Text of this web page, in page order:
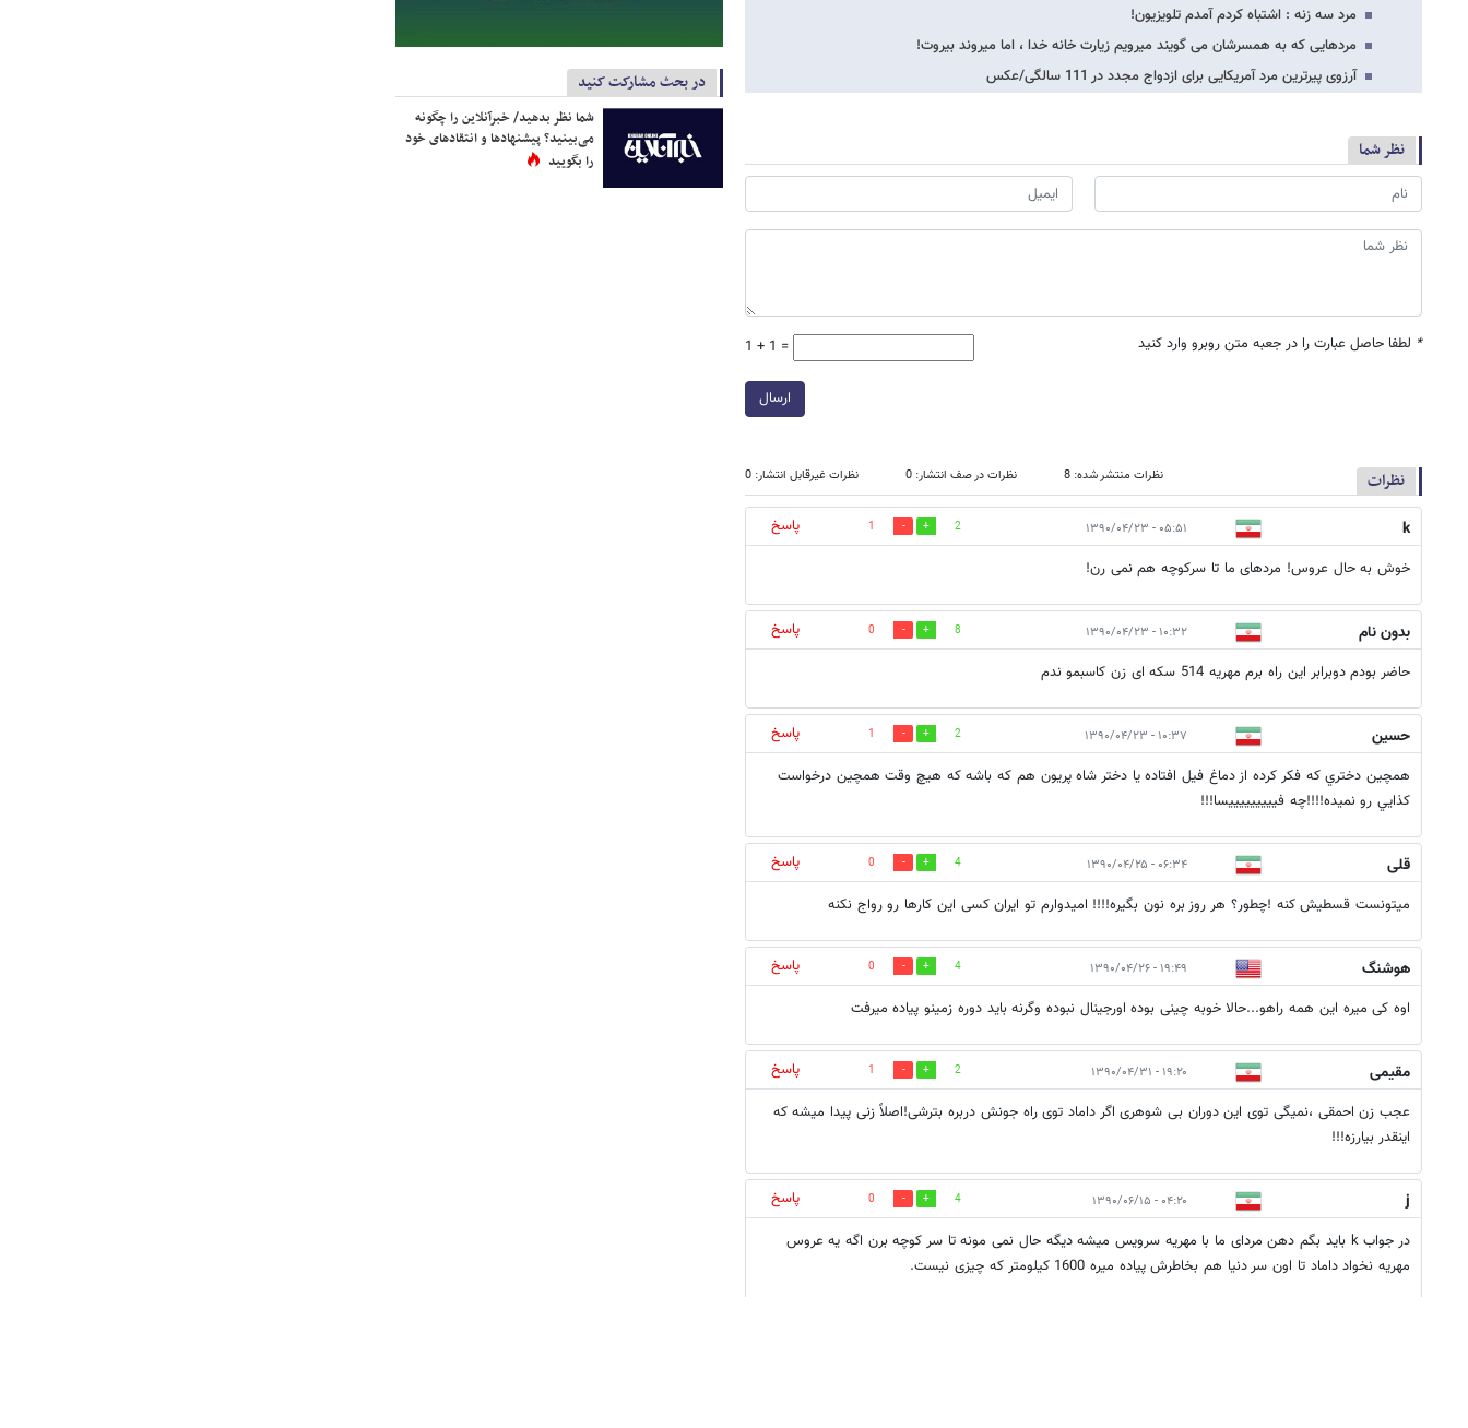
مرد سه زنه : اشتباه کردم آمدم تلویزیون!
مردهایی که به همسرشان می گویند میرویم زیارت خانه خدا ، اما میروند بیروت!
آرزوی پیرترین مرد آمریکایی برای ازدواج مجدد در 111 سالگی/عکس
نظر شما
* لطفا حاصل عبارت را در جعبه متن روبرو وارد کنید 1 + 1 =
ارسال
نظرات نظرات منتشر شده: 8 نظرات در صف انتشار: 0 نظرات غیرقابل انتشار: 0
k ۰۵:۵۱ - ۱۳۹۰/۰۴/۲۳ 2
1
پاسخ
خوش به حال عروس! مردهای ما تا سرکوچه هم نمی رن!
بدون نام ۱۰:۳۲ - ۱۳۹۰/۰۴/۲۳ 8
0
پاسخ
حاضر بودم دوبرابر این راه برم مهریه 514 سکه ای زن کاسبمو ندم
حسين ۱۰:۳۷ - ۱۳۹۰/۰۴/۲۳ 2
1
پاسخ
همچين دختري که فکر کرده از دماغ فيل افتاده يا دختر شاه پريون هم که باشه که هيچ وقت همچين درخواست
کذايي رو نميده!!!!چه فيييييييييسا!!!
قلی ۰۶:۳۴ - ۱۳۹۰/۰۴/۲۵ 4
0
پاسخ
میتونست قسطیش کنه !چطور؟ هر روز بره نون بگیره!!!! امیدوارم تو ایران کسی این کارها رو رواج نکنه
هوشنگ ۱۹:۴۹ - ۱۳۹۰/۰۴/۲۶ 4
0
پاسخ
اوه کی میره این همه راهو...حالا خوبه چینی بوده اورجینال نبوده وگرنه باید دوره زمینو پیاده میرفت
مقیمی ۱۹:۲۰ - ۱۳۹۰/۰۴/۳۱ 2
1
پاسخ
عجب زن احمقی ،نمیگی توی این دوران بی شوهری اگر داماد توی راه جونش دربره بترشی!اصلاً زنی پیدا میشه که
اینقدر بیارزه!!!
j ۰۴:۲۰ - ۱۳۹۰/۰۶/۱۵ 4
0
پاسخ
در جواب k باید بگم دهن مردای ما با مهریه سرویس میشه دیگه حال نمی مونه تا سر کوچه برن اگه یه عروس
مهریه نخواد داماد تا اون سر دنیا هم بخاطرش پیاده میره 1600 کیلومتر که چیزی نیست.
در بحث مشارکت کنید
شما نظر بدهید/ خبرآنلاین را چگونه
می‌بینید؟ پیشنهادها و انتقادهای خود
را بگویید